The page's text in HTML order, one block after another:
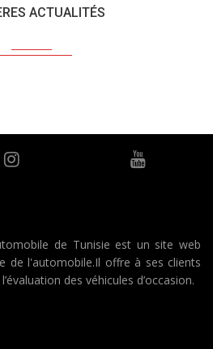
ACTUALITÉS
de Tunisie est un site web
de l'automobile.Il offre à ses clients
des véhicules d’occasion.